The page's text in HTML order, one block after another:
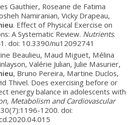
Gauthier, Roseane de Fatima
Namiranian, Vicky Drapeau,
. Effect of Physical Exercise on
A Systematic Review. Nutrients.
doi: 10.3390/nu12092741
Beaulieu, Maud Miguet, Mélina
Valérie Julian, Julie Masurier,
, Bruno Pereira, Martine Duclos,
Thivel. Does exercising before or
energy balance in adolescents with
Metabolism and Cardiovascular
1200. doi: